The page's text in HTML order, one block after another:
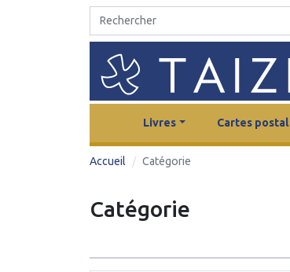
Livres Cartes
Accueil Catégorie
Catégorie